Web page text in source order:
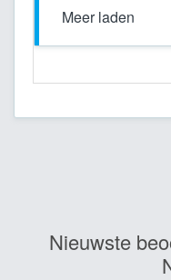
Meer laden
Nieuwste